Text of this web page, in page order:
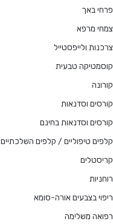
פרחי באך
צמחי מרפא
צרכנות ולייפסטייל
קוסמטיקה טבעית
קורונה
קורסים וסדנאות
קורסים וסדנאות בחינם
קלפים טיפוליים / קלפים השלכתיים
קריסטלים
רוחניות
ריפוי בצבעים אורה-סומא
רפואה משלימה